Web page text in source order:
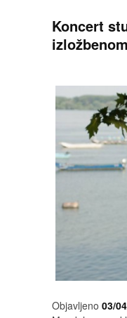
Koncert
Objavljeno 03/